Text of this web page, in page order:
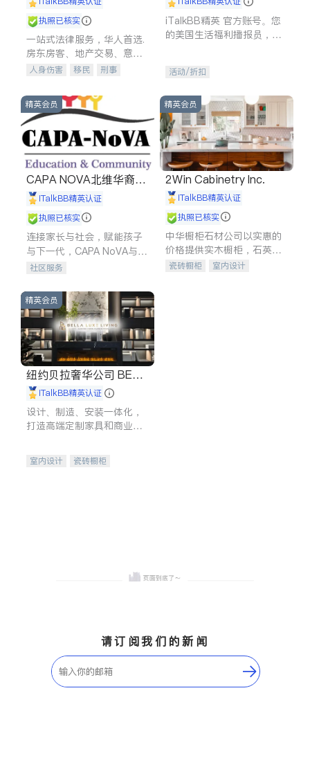
执照已核实
一站式法律服务，华人首选.
房东房客、地产交易、意外
伤害、车祸重伤、商业诉
建筑合同、刑事案件全包办
人身伤害 移民
刑事
信托/遗嘱
商业
索赔
律师-其它 保释
iTalkBB精英 官方账号。您
的美国生活福利播报员，精
专属福利。
活动/折扣
精英会员
CAPA NOVA北维华裔家
长会iTalkBB精英认证
执照已核实
连接家长与社会，赋能孩子
与下一代，CAPA NoVA与您
携手建设包容、公平、充满
社区服务
精英会员
2Win Cabinetry Inc.
iTalkBB精英认证
执照已核实
中华橱柜石材公司以实惠的
价格提供实木橱柜，石英石
台面，多种优质不锈钢水
瓷砖橱柜
室内设计
精英会员
纽约贝拉奢华公司 BELL
A LUXE
iTalkBB精英认证
设计、制造、安装一体化，
打造高端定制家具和商业空
室内设计
瓷砖橱柜
请订阅我们的新闻